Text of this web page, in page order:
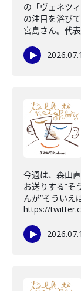
の「ヴェネツ
の注目を浴び
宮島さん。代
今週は、森山
お送りする”そ
んが”そういえ
https://